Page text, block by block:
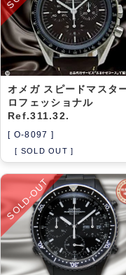
オメガ スピードマスタ
ロフェッショナル
Ref.311.32.
[ O-8097 ]
[ SOLD OUT ]
SOLD-OUT